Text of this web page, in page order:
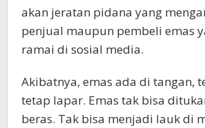
akan jeratan pidana yang
penjual maupun pembeli emas
ramai di sosial media.
Akibatnya, emas ada di tangan,
tetap lapar. Emas tak bisa
beras. Tak bisa menjadi lauk di